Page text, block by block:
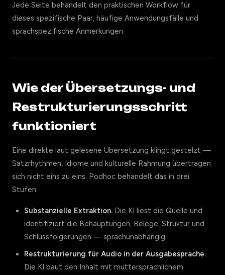
Jede Seite behandelt den praktischen Workflow für
dieses spezifische Paar, häufige Anwendungsfälle und
sprachspezifische Anmerkungen.
Wie der Übersetzungs- und
Restrukturierungsschritt
funktioniert
Eine direkte laut gelesene Übersetzung klingt gestelzt —
Satzrhythmen, Idiome und kulturelle Rahmung übertragen
sich nicht eins zu eins. Podhoc behandelt das in drei
Stufen:
Substanzielle Extraktion. Die KI liest die Quelle und
identifiziert die Behauptungen, Belege, Struktur und
Schlussfolgerungen — sprachunabhängig.
Restrukturierung für Audio in der Ausgabesprache.
Die KI baut den Inhalt mit muttersprachlichem